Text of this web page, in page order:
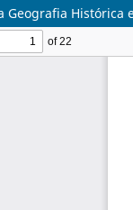
Geografia Histórica